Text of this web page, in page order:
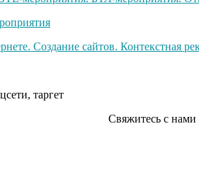
таргет
Свяжитесь с